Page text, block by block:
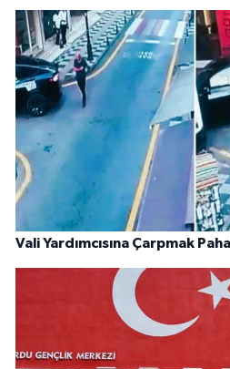
Vali Yardımcısına Çarpmak